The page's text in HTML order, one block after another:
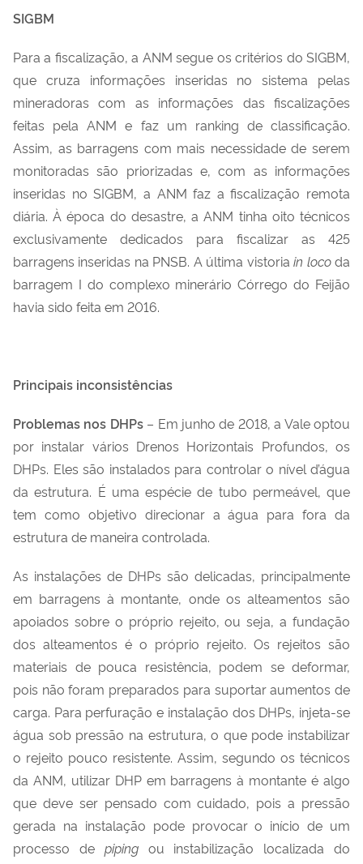
SIGBM
Para a fiscalização, a ANM segue os critérios do SIGBM,
que cruza informações inseridas no sistema pelas
mineradoras com as informações das fiscalizações
feitas pela ANM e faz um ranking de classificação.
Assim, as barragens com mais necessidade de serem
monitoradas são priorizadas e, com as informações
inseridas no SIGBM, a ANM faz a fiscalização remota
diária. À época do desastre, a ANM tinha oito técnicos
exclusivamente dedicados para fiscalizar as 425
barragens inseridas na PNSB. A última vistoriain locoda
barragem I do complexo minerário Córrego do Feijão
havia sido feita em 2016.
Principais inconsistências
Problemas nos DHPs– Em junho de 2018, a Vale optou
por instalar vários Drenos Horizontais Profundos, os
DHPs. Eles são instalados para controlar o nível d’água
da estrutura. É uma espécie de tubo permeável, que
tem como objetivo direcionar a água para fora da
estrutura de maneira controlada.
As instalações de DHPs são delicadas, principalmente
em barragens à montante, onde os alteamentos são
apoiados sobre o próprio rejeito, ou seja, a fundação
dos alteamentos é o próprio rejeito. Os rejeitos são
materiais de pouca resistência, podem se deformar,
pois não foram preparados para suportar aumentos de
carga. Para perfuração e instalação dos DHPs, injeta-se
água sob pressão na estrutura, o que pode instabilizar
o rejeito pouco resistente. Assim, segundo os técnicos
da ANM, utilizar DHP em barragens à montante é algo
que deve ser pensado com cuidado, pois a pressão
gerada na instalação pode provocar o início de um
processo de pipingou instabilização localizada do